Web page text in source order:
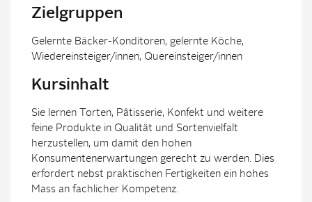
Zielgruppen
Gelernte Bäcker-Konditoren, gelernte Köche,
Wiedereinsteiger/innen, Quereinsteiger/innen
Kursinhalt
Sie lernen Torten, Pâtisserie, Konfekt und weitere
feine Produkte in Qualität und Sortenvielfalt
herzustellen, um damit den hohen
Konsumentenerwartungen gerecht zu werden. Dies
erfordert nebst praktischen Fertigkeiten ein hohes
Mass an fachlicher Kompetenz.